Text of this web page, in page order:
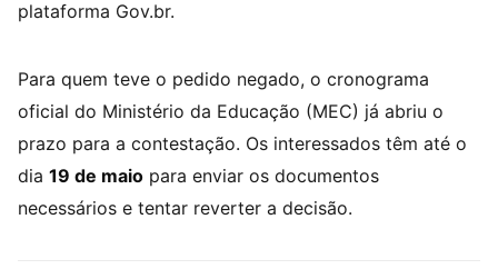
plataforma Gov.br.
Para quem teve o pedido negado, o cronograma
oficial do Ministério da Educação (MEC) já abriu o
prazo para a contestação. Os interessados têm até o
dia 19 de maio para enviar os documentos
necessários e tentar reverter a decisão.